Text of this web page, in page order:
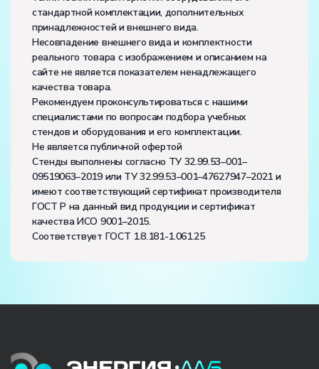
стандартной комплектации, дополнительных
принадлежностей и внешнего вида.
Несовпадение внешнего вида и комплектности
реального товара с изображением и описанием на
сайте не является показателем ненадлежащего
качества товара.
Рекомендуем проконсультироваться с нашими
специалистами по вопросам подбора учебных
стендов и оборудования и его комплектации.
Не является публичной офертой
Стенды выполнены согласно ТУ 32.99.53–001–
09519063–2019 или ТУ 32.99.53–001–47627947–2021 и
имеют соответствующий сертификат производителя
ГОСТ Р на данный вид продукции и сертификат
качества ИСО 9001–2015.
Соответствует ГОСТ 1.8.181-1.061.25